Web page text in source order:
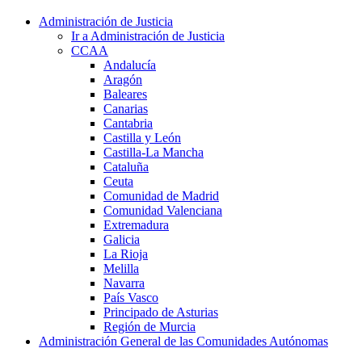
Administración de Justicia
Ir a Administración de Justicia
CCAA
Andalucía
Aragón
Baleares
Canarias
Cantabria
Castilla y León
Castilla-La Mancha
Cataluña
Ceuta
Comunidad de Madrid
Comunidad Valenciana
Extremadura
Galicia
La Rioja
Melilla
Navarra
País Vasco
Principado de Asturias
Región de Murcia
Administración General de las Comunidades Autónomas